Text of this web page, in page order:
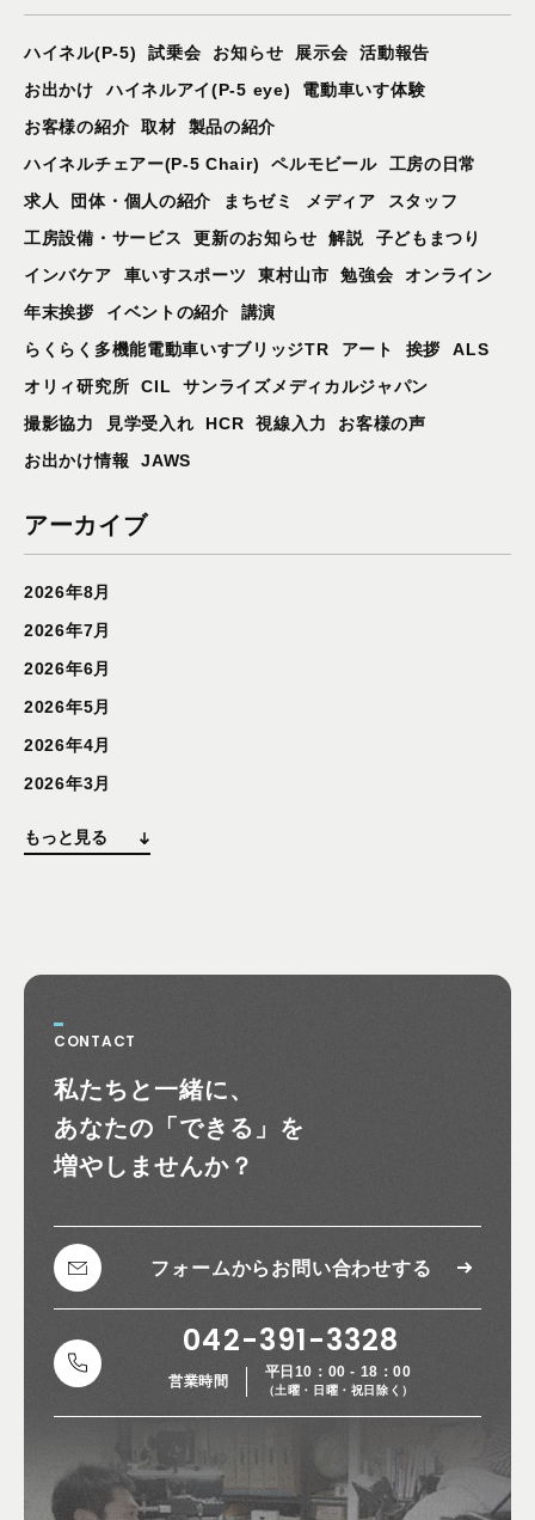
ハイネル(P-5) 試乗会 お知らせ 展示会
活動報告
お出かけ
ハイネルアイ(P-5 eye)
電動車いす体験
お客様の紹介
取材
製品の紹介
ハイネルチェアー(P-5 Chair)
ペルモビール
工房の日常
求人
団体・個人の紹介 まちゼミ メディア
スタッフ
工房設備・サービス
更新のお知らせ 解説
子どもまつり
インバケア
車いすスポーツ 東村山市 勉強会
オンライン
年末挨拶
イベントの紹介
講演
らくらく多機能電動車いすブリッジTR
アート 挨拶
ALS
オリィ研究所
CIL
サンライズメディカルジャパン
撮影協力
見学受入れ HCR 視線入力
お客様の声
お出かけ情報
JAWS
アーカイブ
2026年8月
2026年7月
2026年6月
2026年5月
2026年4月
2026年3月
もっと見る
CONTACT
私たちと一緒に、
あなたの 「できる」を
増やしませんか？
フォームから お問い合わせする
042-391-3328
営業時間
平日10：00 - 18：00
（土曜・日曜・祝日除く）